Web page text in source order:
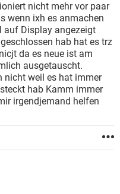
TIKTOK
nicht mehr vor paar
wenn ixh es anmachen
auf Display angezeigt
hab hat es trz
da es neue ist am
ausgetauscht.
nicht weil es hat immer
hab Kamm immer
irgendjemand helfen